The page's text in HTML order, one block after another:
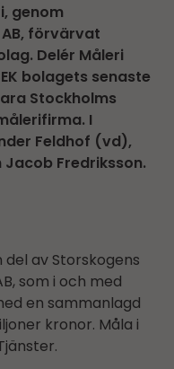
genom
förvärvat
Delér Måleri
bolagets senaste
Stockholms
I
Feldhof (vd),
Fredriksson.
av Storskogens
som i och med
en sammanlagd
kronor. Måla i